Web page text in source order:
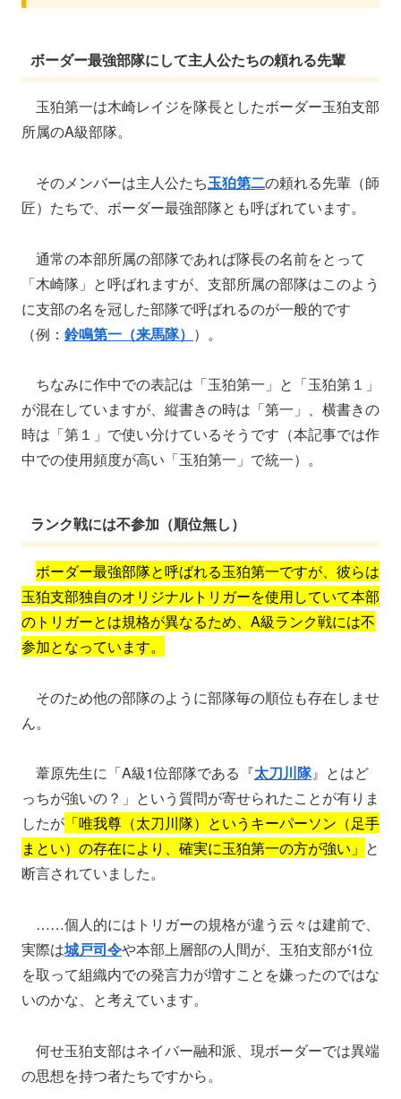
ボーダー最強部隊にして主人公たちの頼れる先輩
玉狛第一は木崎レイジを隊長としたボーダー玉狛支部
所属のA級部隊。
そのメンバーは主人公たち玉狛第二の頼れる先輩（師
匠）たちで、ボーダー最強部隊とも呼ばれています。
通常の本部所属の部隊であれば隊長の名前をとって
「木崎隊」と呼ばれますが、支部所属の部隊はこのよう
に支部の名を冠した部隊で呼ばれるのが一般的です
（例： 鈴鳴第一（来馬隊） ）。
ちなみに作中での表記は「玉狛第一」と「玉狛第１」
が混在していますが、縦書きの時は「第一」、横書きの
時は「第１」で使い分けているそうです（本記事では作
中での使用頻度が高い「玉狛第一」で統一）。
ランク戦には不参加（順位無し）
ボーダー最強部隊と呼ばれる玉狛第一ですが、彼らは
玉狛支部独自のオリジナルトリガーを使用していて本部
のトリガーとは規格が異なるため、A級ランク戦には不
参加となっています。
そのため他の部隊のように部隊毎の順位も存在しませ
ん。
葦原先生に「A級1位部隊である『太刀川隊』とはど
っちが強いの？」という質問が寄せられたことが有りま
したが 「唯我尊（太刀川隊）というキーパーソン（足手
まとい）の存在により、確実に玉狛第一の方が強い」 と
断言されていました。
……個人的にはトリガーの規格が違う云々は建前で、
実際は城戸司令や本部上層部の人間が、玉狛支部が1位
を取って組織内での発言力が増すことを嫌ったのではな
いのかな、と考えています。
何せ玉狛支部はネイバー融和派、現ボーダーでは異端
の思想を持つ者たちですから。